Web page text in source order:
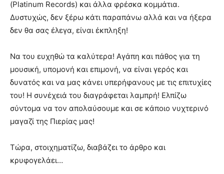
(Platinum Records) και άλλα φρέσκα κομμάτια.
Δυστυχώς, δεν ξέρω κάτι παραπάνω αλλά και να ήξερα
δεν θα σας έλεγα, είναι έκπληξη!
Να του ευχηθώ τα καλύτερα! Αγάπη και πάθος για τη
μουσική, υπομονή και επιμονή, να είναι γερός και
δυνατός και να μας κάνει υπερήφανους με τις επιτυχίες
του! Η συνέχειά του διαγράφεται λαμπρή! Ελπίζω
σύντομα να τον απολαύσουμε και σε κάποιο νυχτερινό
μαγαζί της Πιερίας μας!
Τώρα, στοιχηματίζω, διαβάζει το άρθρο και
κρυφογελάει…